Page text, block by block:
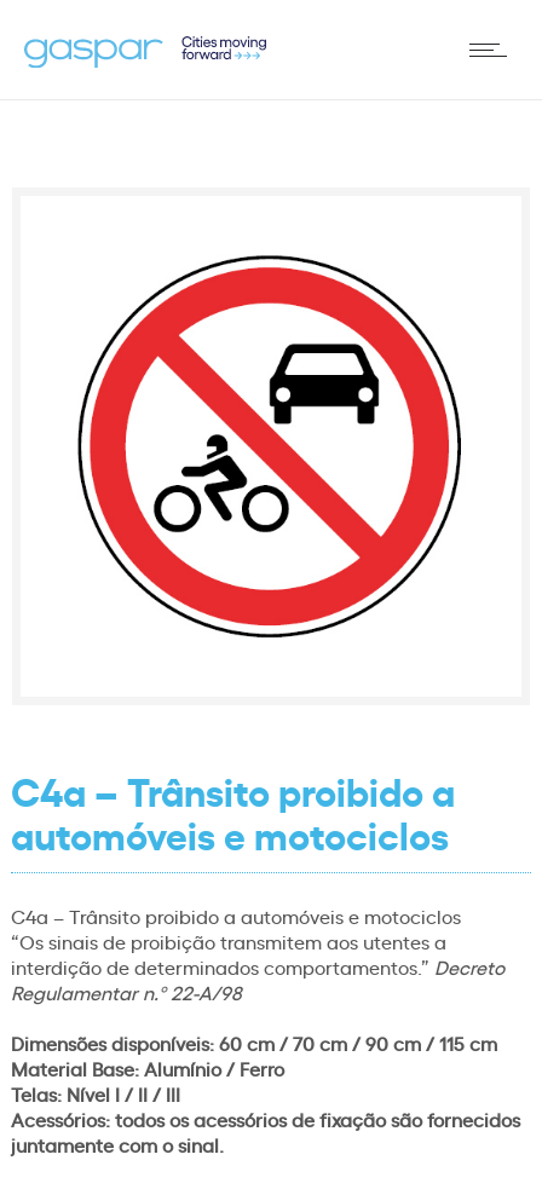
C4a – Trânsito proibido a
automóveis e motociclos
C4a – Trânsito proibido a automóveis e motociclos
“Os sinais de proibição transmitem aos utentes a
interdição de determinados comportamentos.” Decreto
Regulamentar n.º 22-A/98
Dimensões disponíveis: 60 cm / 70 cm / 90 cm / 115 cm
Material Base: Alumínio / Ferro
Telas: Nível I / II / III
Acessórios: todos os acessórios de fixação são fornecidos
juntamente com o sinal.